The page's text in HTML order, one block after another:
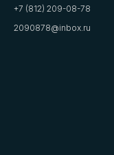
+7 (812) 209-08-78
2090878@inbox.ru